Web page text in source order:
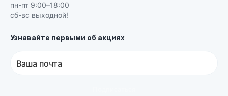
пн-пт 9:00–18:00
сб-вс выходной!
Узнавайте первыми об акциях
Ваша почта